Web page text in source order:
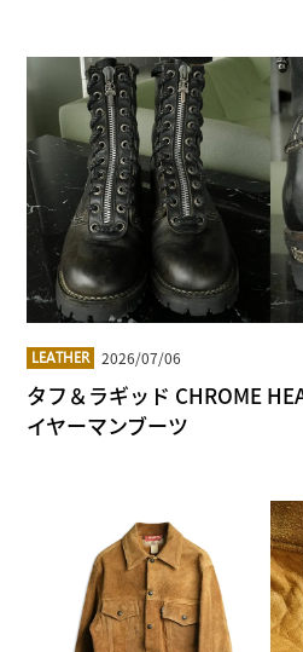
LEATHER 2026/07/06
タフ＆ラギッド CHROME
イヤーマンブーツ